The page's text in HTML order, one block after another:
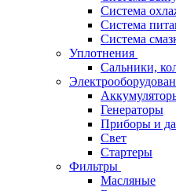
Система
Система
Система
Уплотнения
Сальники,
Генераторы
Приборы и
Свет
Стартеры
Фильтры
Масляные